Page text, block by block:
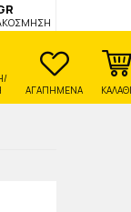
ΑΓΑΠΗΜΕΝΑ